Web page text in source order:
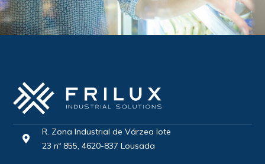
R. Zona Industrial de Várzea lote
23 nº 855, 4620-837 Lousada